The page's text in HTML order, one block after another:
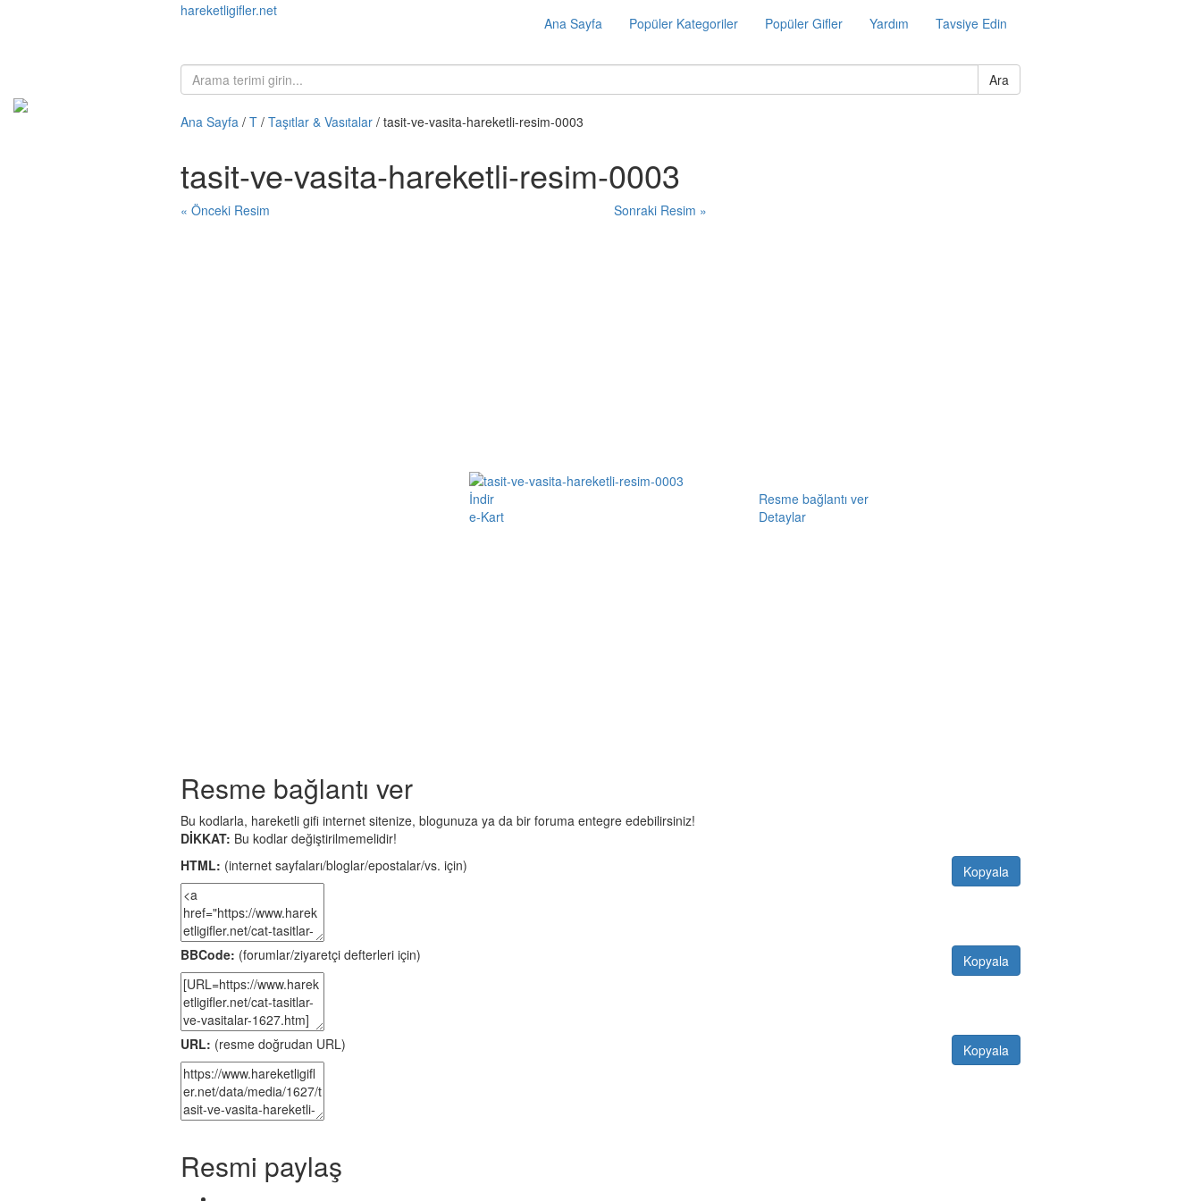
hareketligifler.net
Ana Sayfa Popüler Kategoriler Popüler Gifler Yardım Tavsiye Edin
Ara
Ana Sayfa / T / Taşıtlar & Vasıtalar / tasit-ve-vasita-hareketli-resim-0003
tasit-ve-vasita-hareketli-resim-0003
« Önceki Resim Sonraki Resim »
İndir
Resme bağlantı ver
e-Kart
Detaylar
Resme bağlantı ver
Bu kodlarla, hareketli gifi internet sitenize, blogunuza ya da bir foruma entegre edebilirsiniz!
DİKKAT: Bu kodlar değiştirilmemelidir!
HTML: (internet sayfaları/bloglar/epostalar/vs. için) Kopyala
BBCode: (forumlar/ziyaretçi defterleri için) Kopyala
URL: (resme doğrudan URL) Kopyala
Resmi paylaş